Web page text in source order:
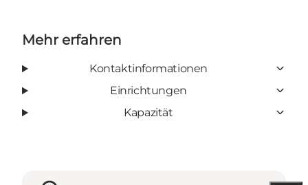
Mehr erfahren
Kontaktinformationen
Einrichtungen
Kapazität